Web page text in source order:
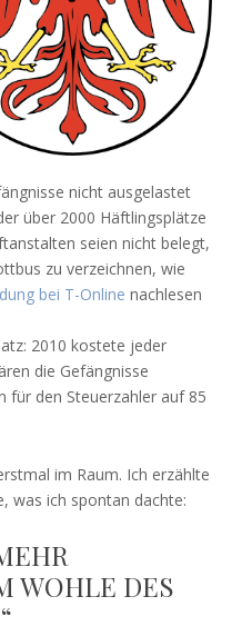
nicht ausgelastet
über 2000 Häftlingsplätze
seien nicht belegt,
zu verzeichnen, wie
bei T-Online nachlesen
2010 kostete jeder
die Gefängnisse
für den Steuerzahler auf 85
im Raum. Ich erzählte
was ich spontan dachte:
WOHLE DES